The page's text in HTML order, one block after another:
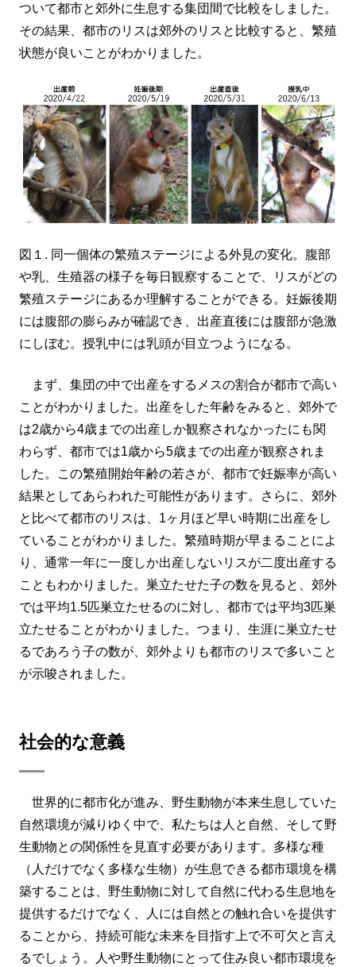
ついて都市と郊外に生息する集団間で比較をしました。
その結果、都市のリスは郊外のリスと比較すると、繁殖
状態が良いことがわかりました。
図１. 同一個体の繁殖ステージによる外見の変化。腹部
や乳、生殖器の様子を毎日観察することで、リスがどの
繁殖ステージにあるか理解することができる。妊娠後期
には腹部の膨らみが確認でき、出産直後には腹部が急激
にしぼむ。授乳中には乳頭が目立つようになる。
まず、集団の中で出産をするメスの割合が都市で高い
ことがわかりました。出産をした年齢をみると、郊外で
は2歳から4歳までの出産しか観察されなかったにも関
わらず、都市では1歳から5歳までの出産が観察されま
した。この繁殖開始年齢の若さが、都市で妊娠率が高い
結果としてあらわれた可能性があります。さらに、郊外
と比べて都市のリスは、1ヶ月ほど早い時期に出産をし
ていることがわかりました。繁殖時期が早まることによ
り、通常一年に一度しか出産しないリスが二度出産する
こともわかりました。巣立たせた子の数を見ると、郊外
では平均1.5匹巣立たせるのに対し、都市では平均3匹巣
立たせることがわかりました。つまり、生涯に巣立たせ
るであろう子の数が、郊外よりも都市のリスで多いこと
が示唆されました。
社会的な意義
世界的に都市化が進み、野生動物が本来生息していた
自然環境が減りゆく中で、私たちは人と自然、そして野
生動物との関係性を見直す必要があります。多様な種
（人だけでなく多様な生物）が生息できる都市環境を構
築することは、野生動物に対して自然に代わる生息地を
提供するだけでなく、人には自然との触れ合いを提供す
ることから、持続可能な未来を目指す上で不可欠と言え
るでしょう。人や野生動物にとって住み良い都市環境を